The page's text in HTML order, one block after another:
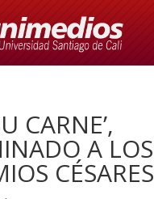
CARNE’,
A LOS
CÉSARES